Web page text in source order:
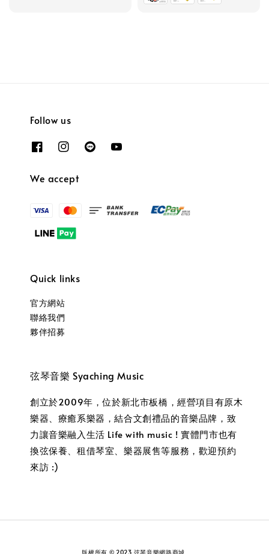
Follow us
We accept
Quick links
官方網站
聯絡我們
夥伴招募
弦琴音樂 Syaching Music
創立於2009年，位於新北市板橋，經營項目有原木
樂器、療癒系樂器，結合文創禮品的音樂品牌，致
力讓音樂融入生活 Life with music ! 實體門市也有
換弦保養、租借琴室、樂器展售等服務，歡迎預約
來訪 :)